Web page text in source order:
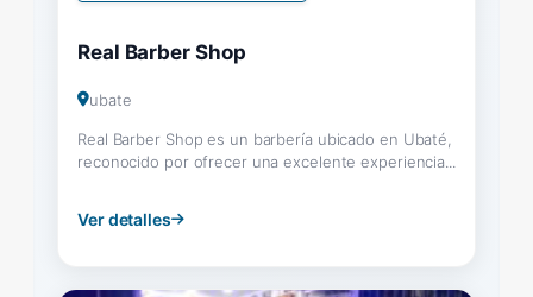
Real Barber Shop
ubate
Real Barber Shop es un barbería ubicado en Ubaté,
reconocido por ofrecer una excelente experiencia...
Ver detalles